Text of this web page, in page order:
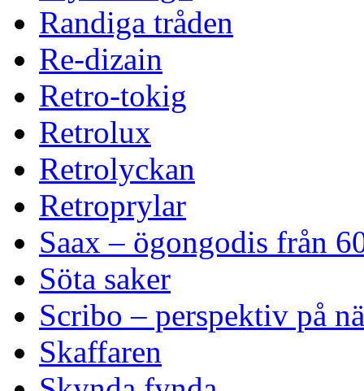
Randiga tråden
Re-dizain
Retro-tokig
Retrolux
Retrolyckan
Retroprylar
Saax – ögongodis från
Söta saker
Scribo – perspektiv på
Skaffaren